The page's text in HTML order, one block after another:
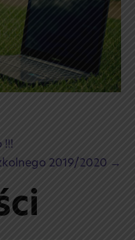
!!!
2019/2020 →